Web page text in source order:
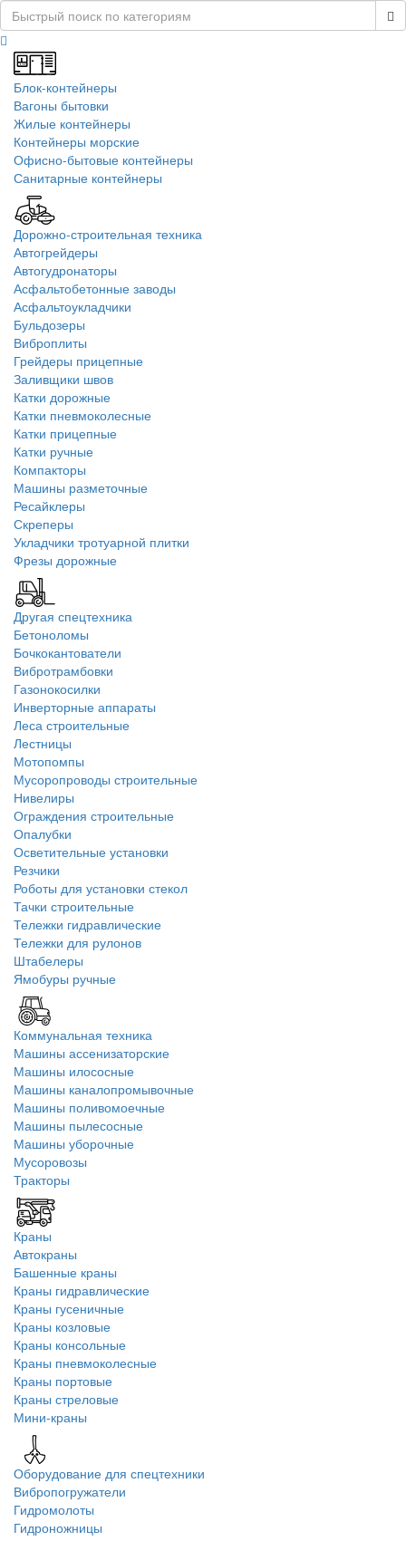
Блок-контейнеры
Вагоны бытовки
Жилые контейнеры
Контейнеры морские
Офисно-бытовые контейнеры
Санитарные контейнеры
Дорожно-строительная техника
Автогрейдеры
Автогудронаторы
Асфальтобетонные заводы
Асфальтоукладчики
Бульдозеры
Виброплиты
Грейдеры прицепные
Заливщики швов
Катки дорожные
Катки пневмоколесные
Катки прицепные
Катки ручные
Компакторы
Машины разметочные
Ресайклеры
Скреперы
Укладчики тротуарной плитки
Фрезы дорожные
Другая спецтехника
Бетоноломы
Бочкокантователи
Вибротрамбовки
Газонокосилки
Инверторные аппараты
Леса строительные
Лестницы
Мотопомпы
Мусоропроводы строительные
Нивелиры
Ограждения строительные
Опалубки
Осветительные установки
Резчики
Роботы для установки стекол
Тачки строительные
Тележки гидравлические
Тележки для рулонов
Штабелеры
Ямобуры ручные
Коммунальная техника
Машины ассенизаторские
Машины илососные
Машины каналопромывочные
Машины поливомоечные
Машины пылесосные
Машины уборочные
Мусоровозы
Тракторы
Краны
Автокраны
Башенные краны
Краны гидравлические
Краны гусеничные
Краны козловые
Краны консольные
Краны пневмоколесные
Краны портовые
Краны стреловые
Мини-краны
Оборудование для спецтехники
Вибропогружатели
Гидромолоты
Гидроножницы